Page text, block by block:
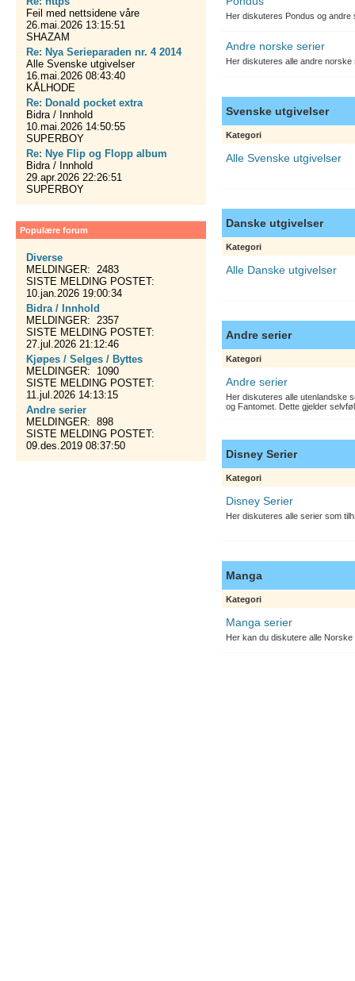
Feil med nettsidene våre
26.mai.2026 13:15:51
SHAZAM
Re: Nya Serieparaden nr. 4 2014
Alle Svenske utgivelser
16.mai.2026 08:43:40
KÅLHODE
Re: Donald pocket extra
Bidra / Innhold
10.mai.2026 14:50:55
SUPERBOY
Re: Nye Flip og Flopp album
Bidra / Innhold
29.apr.2026 22:26:51
SUPERBOY
Populære forum
Diverse
MELDINGER: 2483
SISTE MELDING POSTET:
10.jan.2026 19:00:34
Bidra / Innhold
MELDINGER: 2357
SISTE MELDING POSTET:
27.jul.2026 21:12:46
Kjøpes / Selges / Byttes
MELDINGER: 1090
SISTE MELDING POSTET:
11.jul.2026 14:13:15
Andre serier
MELDINGER: 898
SISTE MELDING POSTET:
09.des.2019 08:37:50
Her diskuteres Pondus og
Andre norske serier
Her diskuteres alle andre
Svenske utgivelser
Kategori
Alle Svenske utgivelser
Danske utgivelser
Kategori
Alle Danske utgivelser
Andre serier
Kategori
Andre serier
Her diskuteres alle utenlandske
og Fantomet. Dette gjelder
Disney Serier
Kategori
Disney Serier
Her diskuteres alle serier som
Manga
Kategori
Manga serier
Her kan du diskutere alle Norske